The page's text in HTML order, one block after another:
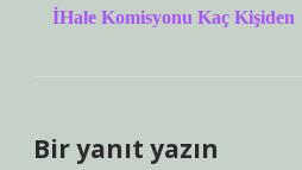
İHale Komisyonu Kaç Kişiden
Bir yanıt yazın